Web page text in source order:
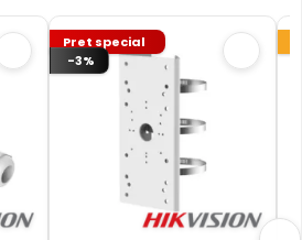
video, dar si audio zona
fiind dotata cu un
la identificarea unor
a fi nevoie sa va deplasati in
astfel un pericol destul de
Pret special
-3%